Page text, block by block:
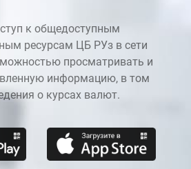
к общедоступным
ресурсам ЦБ РУз в сети
просматривать и
информацию, в том
о курсах валют.